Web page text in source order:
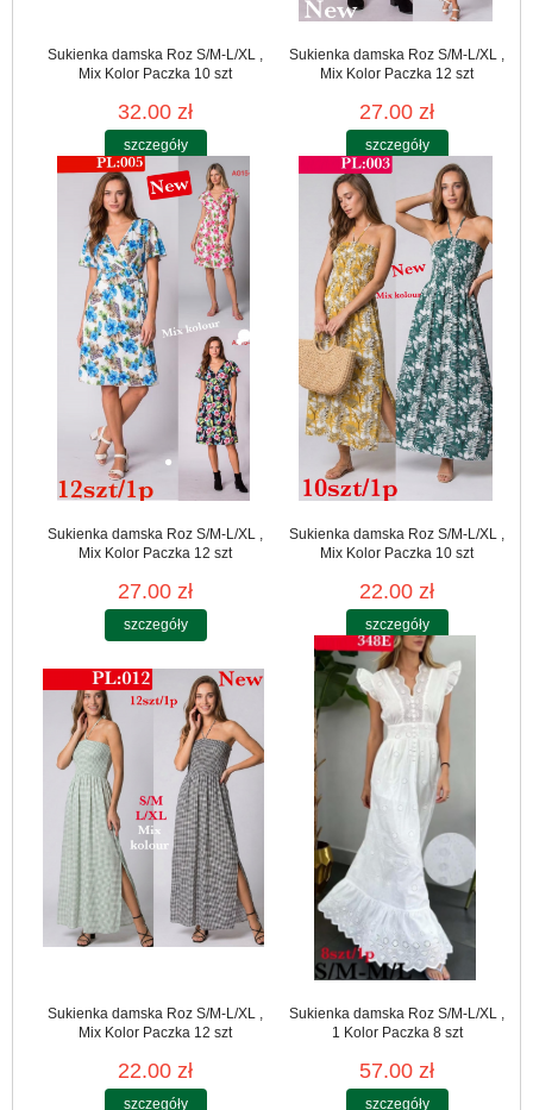
Sukienka damska Roz S/M-L/XL ,
Mix Kolor Paczka 10 szt
32.00 zł
szczegóły
Sukienka damska Roz S/M-L/XL ,
Mix Kolor Paczka 12 szt
27.00 zł
szczegóły
Sukienka damska Roz S/M-L/XL ,
Mix Kolor Paczka 12 szt
27.00 zł
szczegóły
Sukienka damska Roz S/M-L/XL ,
Mix Kolor Paczka 10 szt
22.00 zł
szczegóły
Sukienka damska Roz S/M-L/XL ,
Mix Kolor Paczka 12 szt
22.00 zł
szczegóły
Sukienka damska Roz S/M-L/XL ,
1 Kolor Paczka 8 szt
57.00 zł
szczegóły